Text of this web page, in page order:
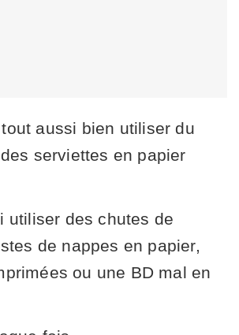
aussi bien utiliser du
serviettes en papier
utiliser des chutes de
de nappes en papier,
ou une BD mal en